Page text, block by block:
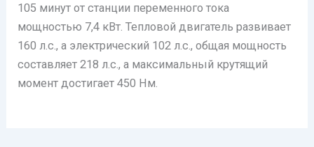
105 минут от станции переменного тока
мощностью 7,4 кВт. Тепловой двигатель развивает
160 л.с., а электрический 102 л.с., общая мощность
составляет 218 л.с., а максимальный крутящий
момент достигает 450 Нм.